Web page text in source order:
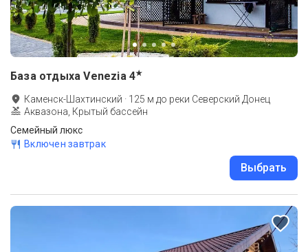
База отдыха Venezia 4★
Каменск-Шахтинский · 125 м до реки Северский Донец
Аквазона, Крытый бассейн
Семейный люкс
Включен завтрак
Выбрать